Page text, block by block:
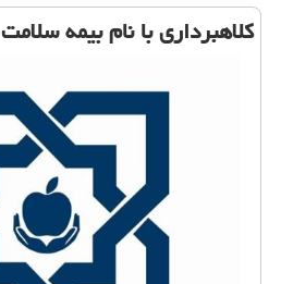
كلاهبرداری با نام بیمه سلامت